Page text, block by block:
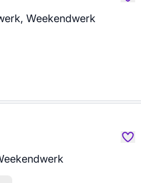
Weekendwerk